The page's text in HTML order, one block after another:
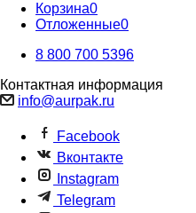
Корзина0
Отложенные0
8 800 700 5396
Контактная информация
info@aurpak.ru
Facebook
Вконтакте
Instagram
Telegram